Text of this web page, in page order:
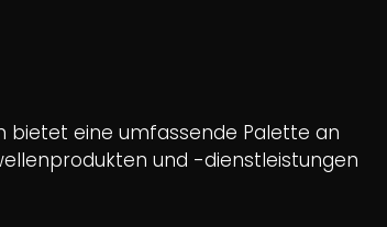
bietet eine umfassende Palette an
und -dienstleistungen